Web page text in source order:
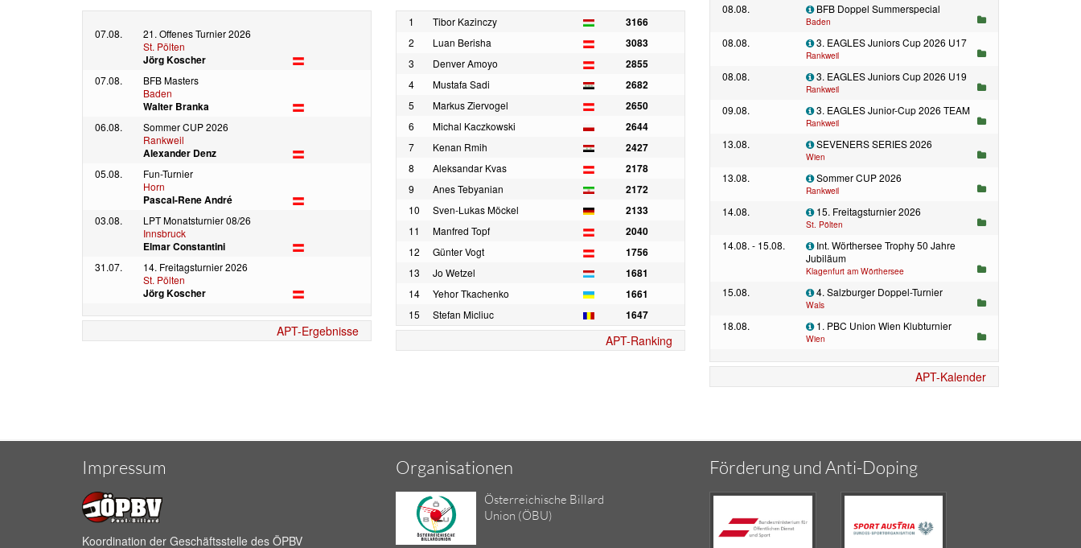
07.08.
21. Offenes Turnier 2026
St. Pölten
Jörg Koscher
07.08.
BFB Masters
Baden
Walter Branka
06.08.
Sommer CUP 2026
Rankweil
Alexander Denz
05.08.
Fun-Turnier
Horn
Pascal-Rene André
03.08.
LPT Monatsturnier 08/26
Innsbruck
Elmar Constantini
31.07.
14. Freitagsturnier 2026
St. Pölten
Jörg Koscher
APT-Ergebnisse
1 Tibor Kazinczy 3166
2 Luan Berisha 3083
3 Denver Amoyo 2855
4 Mustafa Sadi 2682
5 Markus Ziervogel 2650
6 Michal Kaczkowski 2644
7 Kenan Rmih 2427
8 Aleksandar Kvas 2178
9 Anes Tebyanian 2172
10 Sven-Lukas Möckel 2133
11 Manfred Topf 2040
12 Günter Vogt 1756
13 Jo Wetzel 1681
14 Yehor Tkachenko 1661
15 Stefan Micliuc 1647
APT-Ranking
08.08. BFB Doppel Summerspecial
Baden
08.08. 3. EAGLES Juniors Cup 2026 U17
Rankweil
08.08. 3. EAGLES Juniors Cup 2026 U19
Rankweil
09.08. 3. EAGLES Junior-Cup 2026 TEAM
Rankweil
13.08. SEVENERS SERIES 2026
Wien
13.08. Sommer CUP 2026
Rankweil
14.08. 15. Freitagsturnier 2026
St. Pölten
14.08. - 15.08.
Int. Wörthersee Trophy 50 Jahre
Jubiläum
Klagenfurt am Wörthersee
15.08. 4. Salzburger Doppel-Turnier
Wals
18.08. 1. PBC Union Wien Klubturnier
Wien
APT-Kalender
Impressum
Koordination der Geschäftsstelle des ÖPBV
Organisationen
Österreichische Billard
Union (ÖBU)
Förderung und Anti-Doping